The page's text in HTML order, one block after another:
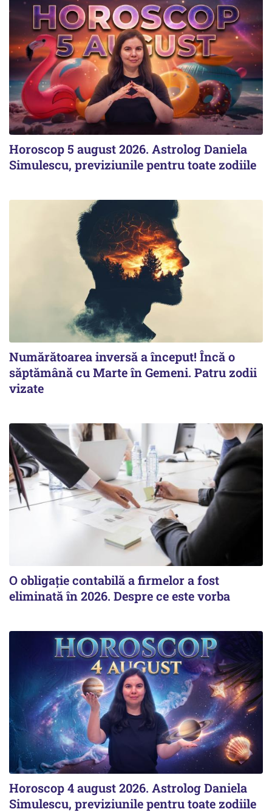
Horoscop 5 august 2026. Astrolog Daniela
Simulescu, previziunile pentru toate zodiile
Numărătoarea inversă a început! Încă o
săptămână cu Marte în Gemeni. Patru zodii
vizate
O obligație contabilă a firmelor a fost
eliminată în 2026. Despre ce este vorba
Horoscop 4 august 2026. Astrolog Daniela
Simulescu, previziunile pentru toate zodiile